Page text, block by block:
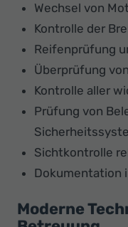
Wechsel von
Kontrolle der
Reifenprüfung
Überprüfung
Kontrolle aller
Prüfung von
Sichtkontrolle
Dokumentation
Moderne